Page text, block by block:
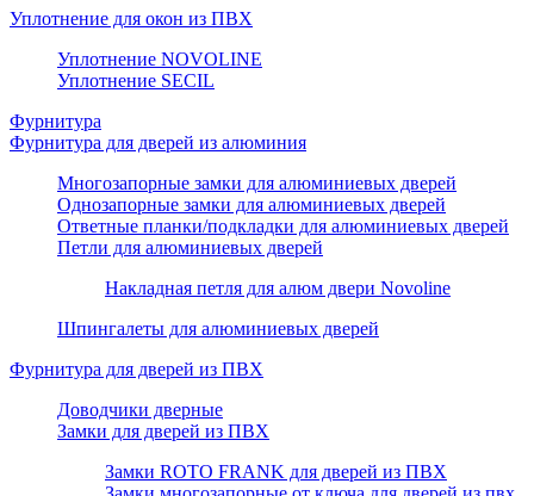
Уплотнение для окон из ПВХ
Уплотнение NOVOLINE
Уплотнение SECIL
Фурнитура
Фурнитура для дверей из алюминия
Многозапорные замки для алюминиевых дверей
Однозапорные замки для алюминиевых дверей
Ответные планки/подкладки для алюминиевых дверей
Петли для алюминиевых дверей
Накладная петля для алюм двери Novoline
Шпингалеты для алюминиевых дверей
Фурнитура для дверей из ПВХ
Доводчики дверные
Замки для дверей из ПВХ
Замки ROTO FRANK для дверей из ПВХ